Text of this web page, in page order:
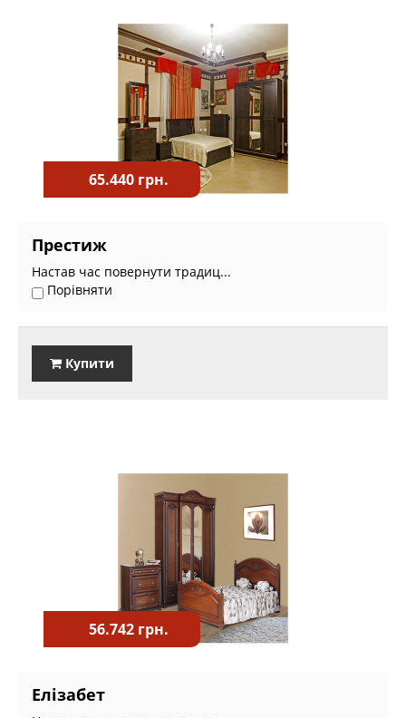
65.440 грн.
Престиж
Настав час повернути традиц...
Порівняти
Купити
56.742 грн.
Елізабет